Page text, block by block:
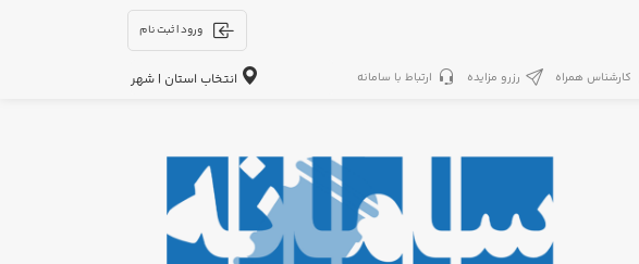
ورود | ثبت نام
کارشناس همراه رزرو مزایده ارتباط با سامانه انتخاب استان | شهر